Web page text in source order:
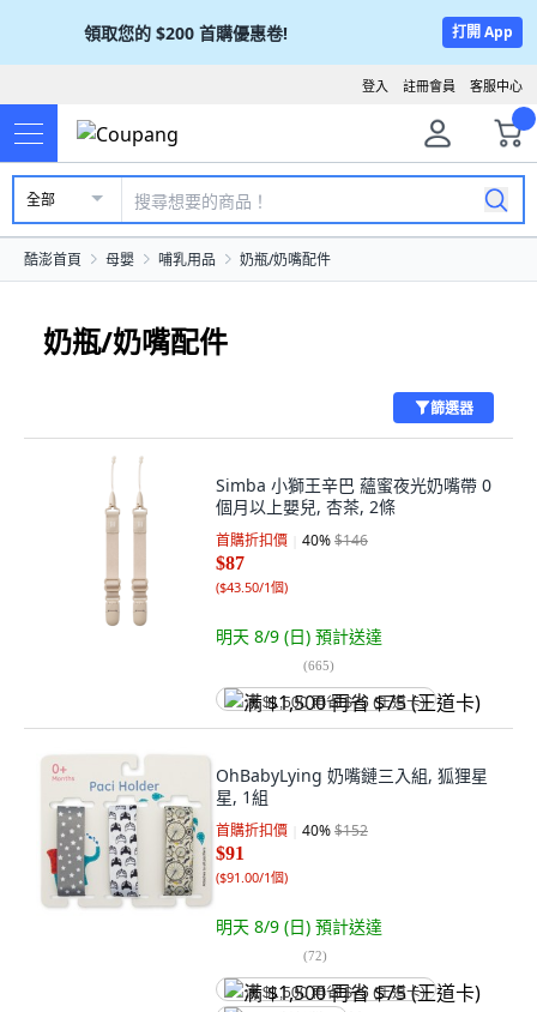
領取您的 $200 首購優惠卷! 打開 App
客服中心
註冊會員
登入
全部
酷澎首頁 母嬰 哺乳用品 奶瓶/奶嘴配件
奶瓶/奶嘴配件
篩選器
Simba 小獅王辛巴 蘊蜜夜光奶嘴帶 0
個月以上嬰兒, 杏茶, 2條
首購折扣價 40%$146
$87
($43.50/1個)
明天 8/9 (日) 預計送達
(665)
满 $1,500 再省 $75 (王道卡)
OhBabyLying 奶嘴鏈三入組, 狐狸星
星, 1組
首購折扣價 40%$152
$91
($91.00/1個)
明天 8/9 (日) 預計送達
(72)
满 $1,500 再省 $75 (王道卡)